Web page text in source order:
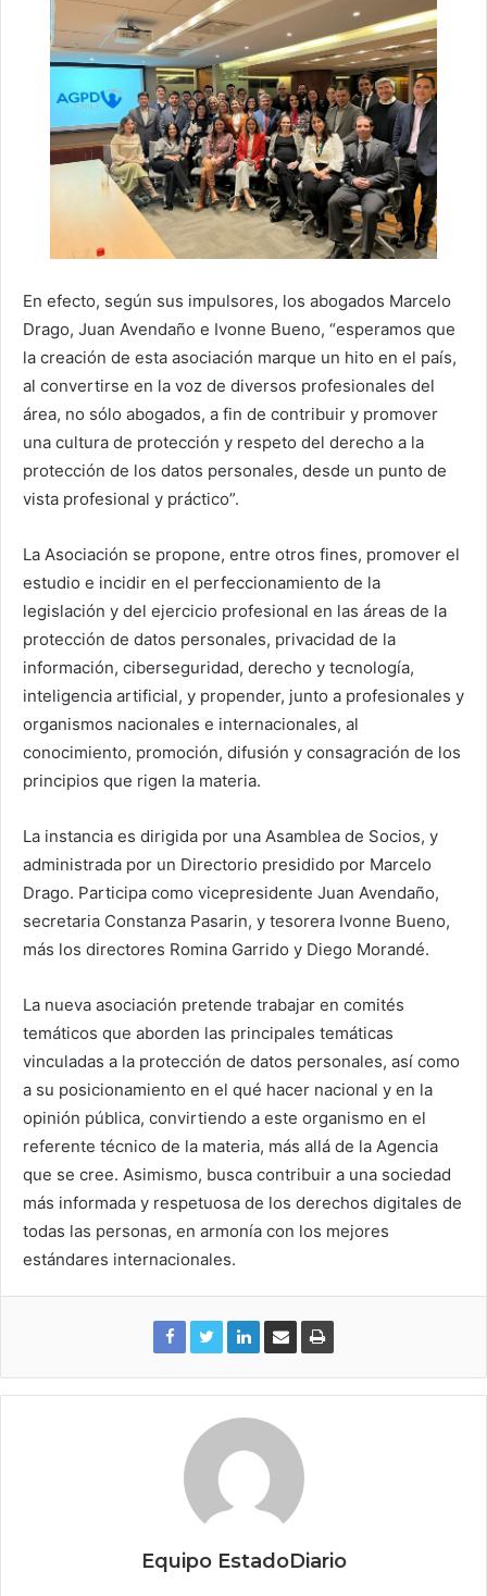
En efecto, según sus impulsores, los abogados Marcelo
Drago, Juan Avendaño e Ivonne Bueno, “esperamos que
la creación de esta asociación marque un hito en el país,
al convertirse en la voz de diversos profesionales del
área, no sólo abogados, a fin de contribuir y promover
una cultura de protección y respeto del derecho a la
protección de los datos personales, desde un punto de
vista profesional y práctico”.
La Asociación se propone, entre otros fines, promover el
estudio e incidir en el perfeccionamiento de la
legislación y del ejercicio profesional en las áreas de la
protección de datos personales, privacidad de la
información, ciberseguridad, derecho y tecnología,
inteligencia artificial, y propender, junto a profesionales y
organismos nacionales e internacionales, al
conocimiento, promoción, difusión y consagración de los
principios que rigen la materia.
La instancia es dirigida por una Asamblea de Socios, y
administrada por un Directorio presidido por Marcelo
Drago. Participa como vicepresidente Juan Avendaño,
secretaria Constanza Pasarin, y tesorera Ivonne Bueno,
más los directores Romina Garrido y Diego Morandé.
La nueva asociación pretende trabajar en comités
temáticos que aborden las principales temáticas
vinculadas a la protección de datos personales, así como
a su posicionamiento en el qué hacer nacional y en la
opinión pública, convirtiendo a este organismo en el
referente técnico de la materia, más allá de la Agencia
que se cree. Asimismo, busca contribuir a una sociedad
más informada y respetuosa de los derechos digitales de
todas las personas, en armonía con los mejores
estándares internacionales.
Equipo EstadoDiario